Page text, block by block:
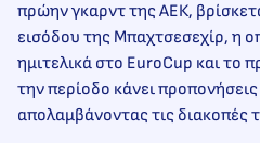
πρώην γκαρντ της ΑΕΚ,
εισόδου της Μπαχτσεσεχίρ, η
ημιτελικά στο EuroCup και το
την περίοδο κάνει
απολαμβάνοντας τις διακοπές